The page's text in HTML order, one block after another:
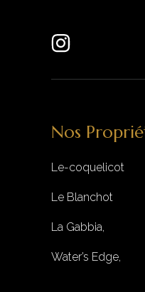
Nos
Le-coquelicot
Le Blanchot
La Gabbia,
Water’s Edge,